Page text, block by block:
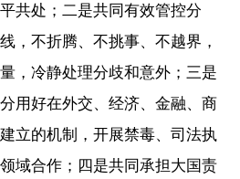
共处；二是共同有效管控分
，不折腾、不挑事、不越界，
，冷静处理分歧和意外；三是
用好在外交、经济、金融、商
立的机制，开展禁毒、司法执
域合作；四是共同承担大国责